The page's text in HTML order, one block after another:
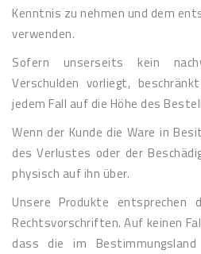
Kenntnis zu nehmen und dem
verwenden.
Sofern unserseits kein
Verschulden vorliegt,
jedem Fall auf die Höhe des
Wenn der Kunde die Ware in
des Verlustes oder der
physisch auf ihn über.
Unsere Produkte entsprechen
Rechtsvorschriften. Auf keinen
dass die im